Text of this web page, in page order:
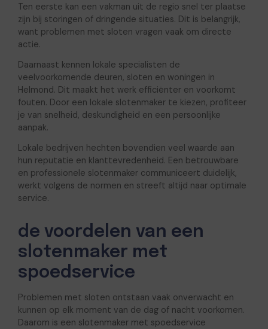
Ten eerste kan een vakman uit de regio snel ter plaatse
zijn bij storingen of dringende situaties. Dit is belangrijk,
want problemen met sloten vragen vaak om directe
actie.
Daarnaast kennen lokale specialisten de
veelvoorkomende deuren, sloten en woningen in
Helmond. Dit maakt het werk efficiënter en voorkomt
fouten. Door een lokale slotenmaker te kiezen, profiteer
je van snelheid, deskundigheid en een persoonlijke
aanpak.
Lokale bedrijven hechten bovendien veel waarde aan
hun reputatie en klanttevredenheid. Een betrouwbare
en professionele slotenmaker communiceert duidelijk,
werkt volgens de normen en streeft altijd naar optimale
service.
de voordelen van een
slotenmaker met
spoedservice
Problemen met sloten ontstaan vaak onverwacht en
kunnen op elk moment van de dag of nacht voorkomen.
Daarom is een slotenmaker met spoedservice